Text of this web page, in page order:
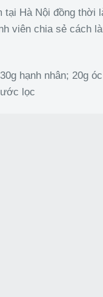
tại Hà Nội đồng thời
viên chia sẻ cách
hạnh nhân; 20g
lọc